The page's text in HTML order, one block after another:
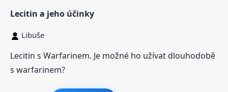
Lecitin a jeho účinky
Libuše
Lecitin s Warfarinem. Je možné ho užívat dlouhodobě
s warfarinem?